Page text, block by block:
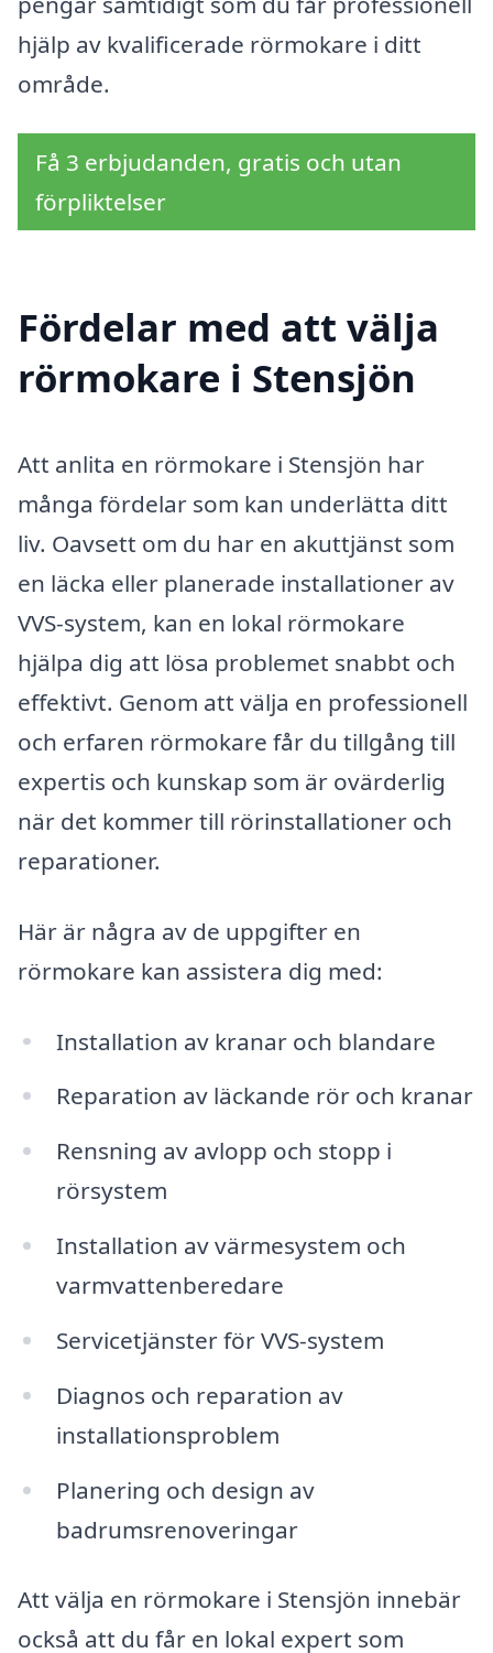
hjälp av kvalificerade rörmokare i ditt
område.
Få 3 erbjudanden, gratis och utan
förpliktelser
Fördelar med att välja
rörmokare i Stensjön
Att anlita en rörmokare i Stensjön har
många fördelar som kan underlätta ditt
liv. Oavsett om du har en akuttjänst som
en läcka eller planerade installationer av
VVS-system, kan en lokal rörmokare
hjälpa dig att lösa problemet snabbt och
effektivt. Genom att välja en professionell
och erfaren rörmokare får du tillgång till
expertis och kunskap som är ovärderlig
när det kommer till rörinstallationer och
reparationer.
Här är några av de uppgifter en
rörmokare kan assistera dig med:
Installation av kranar och blandare
Reparation av läckande rör och kranar
Rensning av avlopp och stopp i
rörsystem
Installation av värmesystem och
varmvattenberedare
Servicetjänster för VVS-system
Diagnos och reparation av
installationsproblem
Planering och design av
badrumsrenoveringar
Att välja en rörmokare i Stensjön innebär
också att du får en lokal expert som